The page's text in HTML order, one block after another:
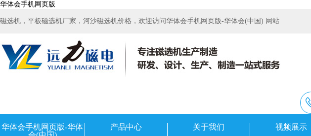
华体会手机网页版
磁选机，平板磁选机厂家，河沙磁选机价格，欢迎访问华体会手机网页版-华体会(中国) 网站
华体会手机网页版-华体
产品中心 关于我们 视频展示